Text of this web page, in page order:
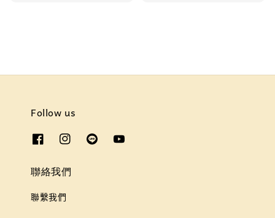
Follow us
聯絡我們
聯繫我們